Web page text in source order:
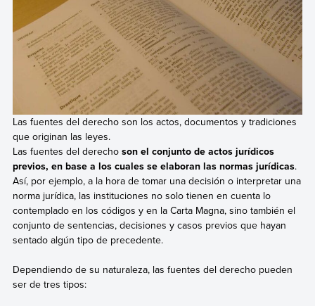
Las fuentes del derecho son los actos, documentos y tradiciones
que originan las leyes.
Las fuentes del derecho son el conjunto de actos jurídicos
previos, en base a los cuales se elaboran las normas jurídicas.
Así, por ejemplo, a la hora de tomar una decisión o interpretar una
norma jurídica, las instituciones no solo tienen en cuenta lo
contemplado en los códigos y en la Carta Magna, sino también el
conjunto de sentencias, decisiones y casos previos que hayan
sentado algún tipo de precedente.
Dependiendo de su naturaleza, las fuentes del derecho pueden
ser de tres tipos: